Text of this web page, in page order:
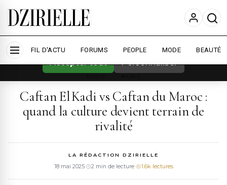
Nous utilisons des cookies pour améliorer
votre expérience et mesurer l'audience. En
Accepter tout Personnaliser
FIL D'ACTU FORUMS PEOPLE MODE BEAUTÉ
Caftan El Kadi vs Caftan du Maroc :
quand la culture devient terrain de
rivalité
LA RÉDACTION DZIRIELLE
18 mai 2025· 2 min de lecture· 1.6k lectures